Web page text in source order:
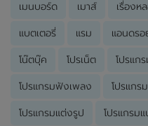
เมนบอร์ด เมาส์ เรื่องห
แบตเตอรี่ แรม แอนดร
โน๊ตบุ๊ค โปรเน็ต โปรแก
โปรแกรมฟังเพลง โปรแกร
โปรแกรมแต่งรูป โปรแกรม